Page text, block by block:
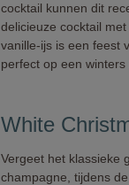
cocktail kunnen dit
delicieuze cocktail
vanille-ijs is een feest
perfect op een winters
White
Vergeet het klassieke
champagne, tijdens